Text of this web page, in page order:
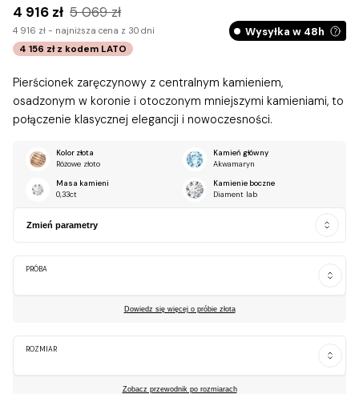
4 916 zł 5 069 zł
4 916 zł - najniższa cena z 30 dni
4 156 zł z kodem LATO
Wysyłka w 48h
Pierścionek zaręczynowy z centralnym kamieniem,
osadzonym w koronie i otoczonym mniejszymi kamieniami, to
połączenie klasycznej elegancji i nowoczesności.
Kolor złota
Różowe złoto
Kamień główny
Akwamaryn
Masa kamieni
0,33ct
Kamienie boczne
Diament lab
Zmień parametry
PRÓBA
Dowiedz się więcej o próbie złota
ROZMIAR
Zobacz przewodnik po rozmiarach